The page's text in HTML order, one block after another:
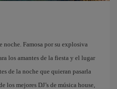
Famosa por su explosiva
los amantes de la fiesta y el lugar
de la noche que quieran pasarla
los mejores DJ’s de música house,